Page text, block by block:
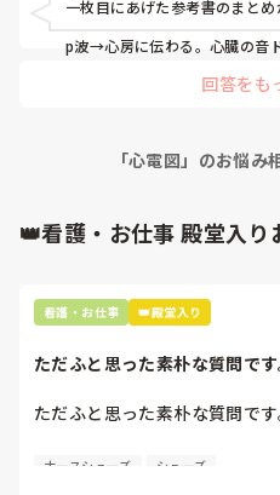
一枚目にあげた参考書のまとめ
p波→心房に伝わる。心臓の音
ドッとした後に、心房（左右
QRS波が、右脚と左脚に伝わ
心室が収縮する時は全身によい
いでーと送り出される。
波がみえるというわけです。
確には、心房と心室の動きを電
よけいに混乱させてしまった
回答をも
「心電図」のお悩み
👑看護・お仕事 殿堂入り
看護・お仕事 👑殿堂入り
ただふと思った素朴な質問で
ただふと思った素朴な質問です
自費購入するナースシューズ(
ナースシューズ シューズ